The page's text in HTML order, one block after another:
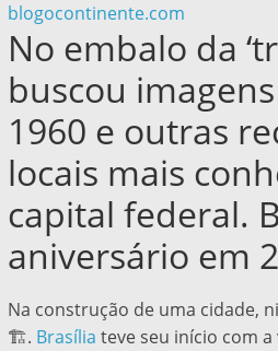
blogocontinente.com
No embalo da
buscou
1960 e outras
locais mais
capital federal.
aniversário em
Na construção de uma cidade,
🏗️. Brasília teve seu início com a